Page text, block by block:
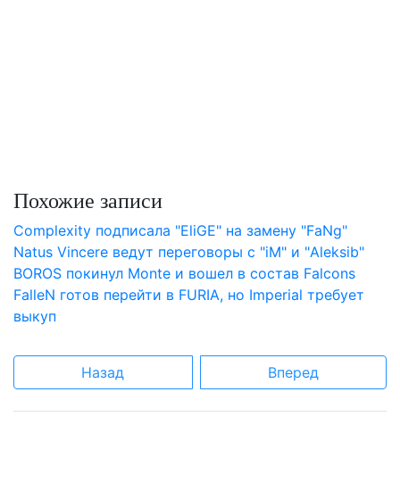
Похожие записи
Complexity подписала "EliGE" на замену "FaNg"
Natus Vincere ведут переговоры с "iM" и "Aleksib"
BOROS покинул Monte и вошел в состав Falcons
FalleN готов перейти в FURIA, но Imperial требует
выкуп
Назад Вперед